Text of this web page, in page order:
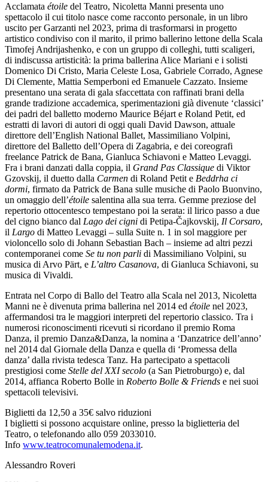
Acclamata étoile del Teatro, Nicoletta Manni presenta uno
spettacolo il cui titolo nasce come racconto personale, in un libro
uscito per Garzanti nel 2023, prima di trasformarsi in progetto
artistico condiviso con il marito, il primo ballerino lettone della Scala
Timofej Andrijashenko, e con un gruppo di colleghi, tutti scaligeri,
di indiscussa artisticità: la prima ballerina Alice Mariani e i solisti
Domenico Di Cristo, Maria Celeste Losa, Gabriele Corrado, Agnese
Di Clemente, Mattia Semperboni ed Emanuele Cazzato. Insieme
presentano una serata di gala sfaccettata con raffinati brani della
grande tradizione accademica, sperimentazioni già divenute ‘classici’
dei padri del balletto moderno Maurice Béjart e Roland Petit, ed
estratti di lavori di autori di oggi quali David Dawson, attuale
direttore dell’English National Ballet, Massimiliano Volpini,
direttore del Balletto dell’Opera di Zagabria, e dei coreografi
freelance Patrick de Bana, Gianluca Schiavoni e Matteo Levaggi.
Fra i brani danzati dalla coppia, il Grand Pas Classique di Viktor
Gzovskij, il duetto dalla Carmen di Roland Petit e Beddrha ci
dormi, firmato da Patrick de Bana sulle musiche di Paolo Buonvino,
un omaggio dell’étoile salentina alla sua terra. Gemme preziose del
repertorio ottocentesco tempestano poi la serata: il lirico passo a due
del cigno bianco dal Lago dei cigni di Petipa-Čajkovskij, Il Corsaro,
il Largo di Matteo Levaggi – sulla Suite n. 1 in sol maggiore per
violoncello solo di Johann Sebastian Bach – insieme ad altri pezzi
contemporanei come Se tu non parli di Massimiliano Volpini, su
musica di Arvo Pärt, e L’altro Casanova, di Gianluca Schiavoni, su
musica di Vivaldi.
Entrata nel Corpo di Ballo del Teatro alla Scala nel 2013, Nicoletta
Manni ne è divenuta prima ballerina nel 2014 ed étoile nel 2023,
affermandosi tra le maggiori interpreti del repertorio classico. Tra i
numerosi riconoscimenti ricevuti si ricordano il premio Roma
Danza, il premio Danza&Danza, la nomina a ‘Danzatrice dell’anno’
nel 2014 dal Giornale della Danza e quella di ‘Promessa della
danza’ dalla rivista tedesca Tanz. Ha partecipato a spettacoli
prestigiosi come Stelle del XXI secolo (a San Pietroburgo) e, dal
2014, affianca Roberto Bolle in Roberto Bolle & Friends e nei suoi
spettacoli televisivi.
Biglietti da 12,50 a 35€ salvo riduzioni
I biglietti si possono acquistare online, presso la biglietteria del
Teatro, o telefonando allo 059 2033010.
Info www.teatrocomunalemodena.it.
Alessandro Roveri